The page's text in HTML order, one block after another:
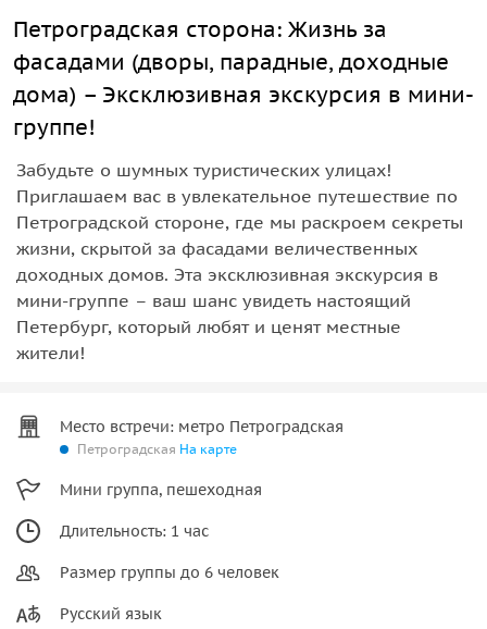
Петроградская сторона: Жизнь за
фасадами (дворы, парадные, доходные
дома) – Эксклюзивная экскурсия в мини-
группе!
Забудьте о шумных туристических улицах!
Приглашаем вас в увлекательное путешествие по
Петроградской стороне, где мы раскроем секреты
жизни, скрытой за фасадами величественных
доходных домов. Эта эксклюзивная экскурсия в
мини-группе – ваш шанс увидеть настоящий
Петербург, который любят и ценят местные
жители!
Место встречи: метро Петроградская
Петроградская На карте
Мини группа, пешеходная
Длительность: 1 час
Размер группы до 6 человек
Русский язык